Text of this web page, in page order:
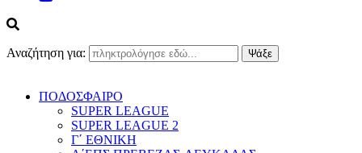
Αναζήτηση για:
ΠΟΔΟΣΦΑΙΡΟ
SUPER LEAGUE
SUPER LEAGUE 2
Γ΄ ΕΘΝΙΚΗ